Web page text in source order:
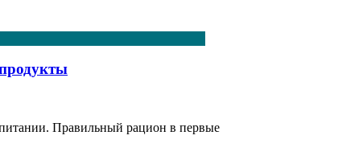
Правильный рацион в первые